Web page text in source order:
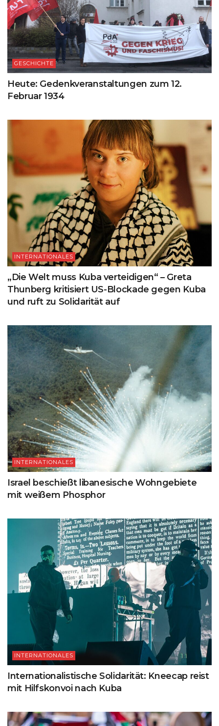
GESCHICHTE
Heute: Gedenkveranstaltungen zum 12.
Februar 1934
INTERNATIONALES
„Die Welt muss Kuba verteidigen“ – Greta
Thunberg kritisiert US-Blockade gegen Kuba
und ruft zu Solidarität auf
INTERNATIONALES
Israel beschießt libanesische Wohngebiete
mit weißem Phosphor
INTERNATIONALES
Internationalistische Solidarität: Kneecap reist
mit Hilfskonvoi nach Kuba